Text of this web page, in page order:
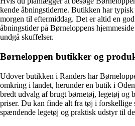
kende åbningstiderne. Butikken har
morgen til eftermiddag. Det er altid en
åbningstider på Børneloppens
undgå skuffelser.
Børneloppen butikker og
Udover butikken i Randers har
omkring i landet, herunder en butik i
bredt udvalg af brugt børnetøj, legetøj og
priser. Du kan finde alt fra tøj i forskellige
spændende legetøj og praktisk udstyr til